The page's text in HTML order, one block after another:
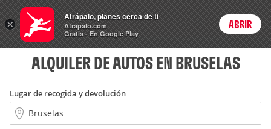
Rent
a Car Login
ALQUILER DE AUTOS EN BRUSELAS
Lugar de recogida y devolución
×
Atrápalo, planes cerca de ti
Atrapalo.com
Gratis - En Google Play
ABRIR